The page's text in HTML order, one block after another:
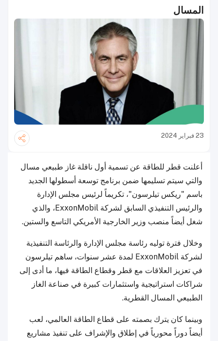
المسال
23 فبراير 2024
أعلنت قطر للطاقة عن تسمية أول ناقلة غاز طبيعي مسال
والتي سيتم تسليمها ضمن برنامج توسعة أسطولها الجديد
باسم "ريكس تيلرسون"، تكريماً لرئيس مجلس الإدارة
والرئيس التنفيذي السابق لشركة ExxonMobil، والذي
شغل أيضاً منصب وزير الخارجية الأمريكي التاسع والستين.
وخلال فترة توليه رئاسة مجلس الإدارة والرئاسة التنفيذية
لشركة ExxonMobil لمدة عشر سنوات، ساهم تيلرسون
في تعزيز العلاقات مع قطر وقطاع الطاقة فيها، ما أدى إلى
شراكات استراتيجية واستثمارات كبيرة في صناعة الغاز
الطبيعي المسال القطرية.
وبينما كان يترك بصمته على قطاع الطاقة العالمي، لعب
أيضاً دوراً محورياً في إطلاق والإشراف على تنفيذ مشاريع